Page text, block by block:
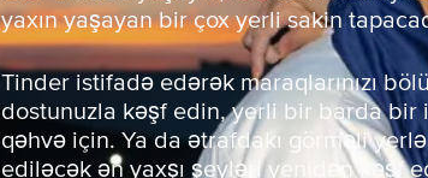
yaxın yaşayan bir çox yerli sakin
Tinder istifadə edərək maraqlarınızı
dostunuzla kəşf edin, yerli bir barda bir
qəhvə için. Ya da ətrafdakı görməli
ediləcək ən yaxşı şeyləri yenidən kəşf